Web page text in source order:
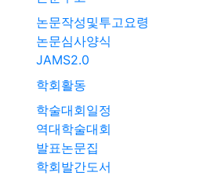
논문작성및투고요령
논문심사양식
JAMS2.0
학회활동
학술대회일정
역대학술대회
발표논문집
학회발간도서